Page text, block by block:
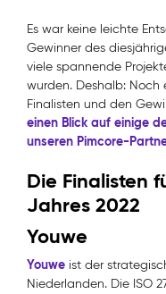
Es war keine leichte
Gewinner des
viele spannende
wurden. Deshalb: Noch
Finalisten und den
einen Blick auf einige
unseren Pimcore-
Die Finalisten
Jahres 2022
Youwe
Youwe ist der
Niederlanden. Die ISO